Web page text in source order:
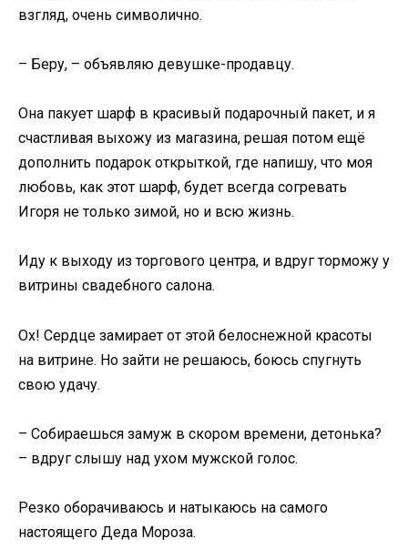
взгляд, очень символично.
– Беру, – объявляю девушке-продавцу.
Она пакует шарф в красивый подарочный пакет, и я
счастливая выхожу из магазина, решая потом ещё
дополнить подарок открыткой, где напишу, что моя
любовь, как этот шарф, будет всегда согревать
Игоря не только зимой, но и всю жизнь.
Иду к выходу из торгового центра, и вдруг торможу у
витрины свадебного салона.
Ох! Сердце замирает от этой белоснежной красоты
на витрине. Но зайти не решаюсь, боюсь спугнуть
свою удачу.
– Собираешься замуж в скором времени, детонька?
– вдруг слышу над ухом мужской голос.
Резко оборачиваюсь и натыкаюсь на самого
настоящего Деда Мороза.